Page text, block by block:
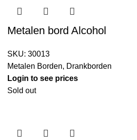
Metalen bord Alcohol
SKU: 30013
Metalen Borden, Drankborden
Login to see prices
Sold out